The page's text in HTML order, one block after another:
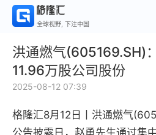
全球视野, 下注中国
洪通燃气(605169.SH)
11.96万股公司股份
2025-08-12 07:39
格隆汇8月12日丨洪通燃气
公告披露日，赵勇先生通过集